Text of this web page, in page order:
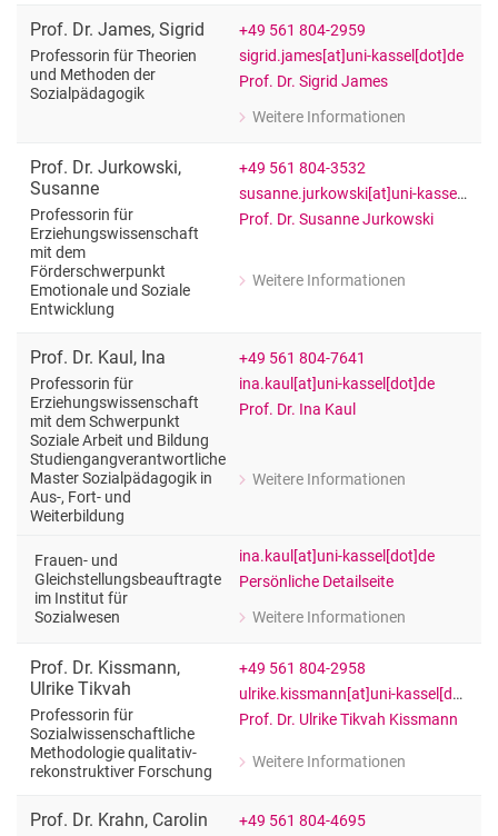
Prof. Dr. James, Sigrid
Professorin für Theorien
und Methoden der
Sozialpädagogik
+49 561 804-2959
sigrid.james[at]uni-kassel[dot]de
Prof. Dr. Sigrid James
Weitere Informationen
zu Prof. Dr. Sigrid James
Prof. Dr. Jurkowski,
Susanne
Professorin für
Erziehungswissenschaft
mit dem
Förderschwerpunkt
Emotionale und Soziale
Entwicklung
+49 561 804-3532
susanne.jurkowski[at]uni-kassel[dot]de
Prof. Dr. Susanne Jurkowski
Weitere Informationen
zu Prof. Dr. Susanne Jurkowski
Prof. Dr. Kaul, Ina
Professorin für
Erziehungswissenschaft
mit dem Schwerpunkt
Soziale Arbeit und Bildung
Studiengangverantwortliche
Master Sozialpädagogik in
Aus-, Fort- und
Weiterbildung
+49 561 804-7641
ina.kaul[at]uni-kassel[dot]de
Prof. Dr. Ina Kaul
Weitere Informationen
zu Prof. Dr. Ina Kaul
Frauen- und
Gleichstellungsbeauftragte
im Institut für
Sozialwesen
ina.kaul[at]uni-kassel[dot]de
Persönliche Detailseite
Weitere Informationen
zu Prof. Dr. Ina Kaul
Prof. Dr. Kissmann,
Ulrike Tikvah
Professorin für
Sozialwissenschaftliche
Methodologie qualitativ-
rekonstruktiver Forschung
+49 561 804-2958
ulrike.kissmann[at]uni-kassel[dot]de
Prof. Dr. Ulrike Tikvah Kissmann
Weitere Informationen
zu Prof. Dr. Ulrike Tikvah Kissmann
Prof. Dr. Krahn, Carolin
+49 561 804-4695